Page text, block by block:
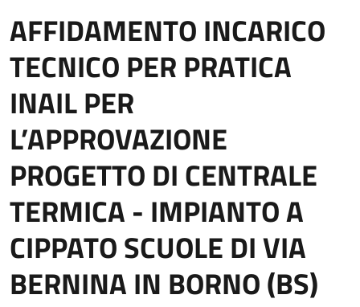
AFFIDAMENTO INCARICO
TECNICO PER PRATICA
INAIL PER
L’APPROVAZIONE
PROGETTO DI CENTRALE
TERMICA - IMPIANTO A
CIPPATO SCUOLE DI VIA
BERNINA IN BORNO (BS)